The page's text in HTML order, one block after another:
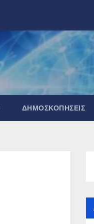
ΔΗΜΟΣΚΟΠΉΣΕΙΣ